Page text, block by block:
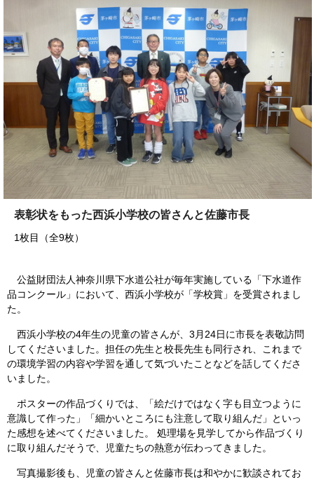
表彰状をもった西浜小学校の皆さんと佐藤市長
1枚目（全9枚）
公益財団法人神奈川県下水道公社が毎年実施している「下水道作
品コンクール」において、西浜小学校が「学校賞」を受賞されまし
た。
西浜小学校の4年生の児童の皆さんが、3月24日に市長を表敬訪問
してくださいました。担任の先生と校長先生も同行され、これまで
の環境学習の内容や学習を通して気づいたことなどを話してくださ
いました。
ポスターの作品づくりでは、「絵だけではなく字も目立つように
意識して作った」「細かいところにも注意して取り組んだ」といっ
た感想を述べてくださいました。 処理場を見学してから作品づくり
に取り組んだそうで、児童たちの熱意が伝わってきました。
写真撮影後も、児童の皆さんと佐藤市長は和やかに歓談されてお